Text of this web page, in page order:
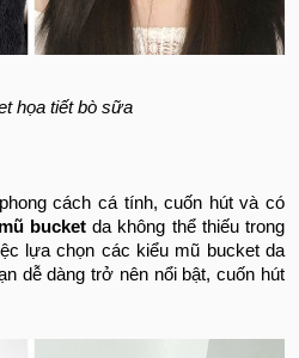
họa tiết bò sữa
cách cá tính, cuốn hút và có
mũ bucket da không thể thiếu trong
lựa chọn các kiểu mũ bucket da
dễ dàng trở nên nổi bật, cuốn hút